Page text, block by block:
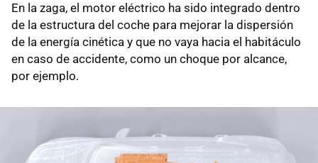
En la zaga, el motor eléctrico ha sido integrado dentro
de la estructura del coche para mejorar la dispersión
de la energía cinética y que no vaya hacia el habitáculo
en caso de accidente, como un choque por alcance,
por ejemplo.